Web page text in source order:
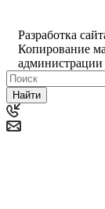
Разработка
Копирование
администрации
Найти